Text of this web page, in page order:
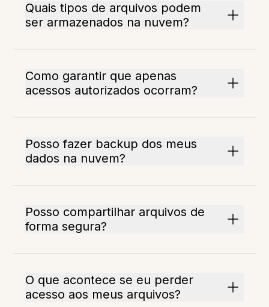
Quais tipos de arquivos podem
ser armazenados na nuvem?
Como garantir que apenas
acessos autorizados ocorram?
Posso fazer backup dos meus
dados na nuvem?
Posso compartilhar arquivos de
forma segura?
O que acontece se eu perder
acesso aos meus arquivos?